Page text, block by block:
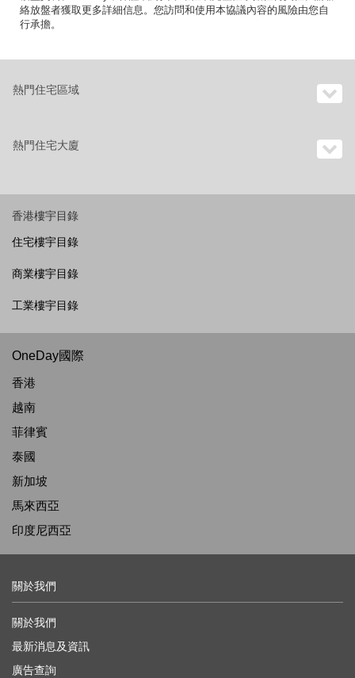
絡放盤者獲取更多詳細信息。您訪問和使用本協議內容的風險由您自
行承擔。
熱門住宅區域
熱門住宅大廈
香港樓宇目錄
住宅樓宇目錄
商業樓宇目錄
工業樓宇目錄
OneDay國際
香港
越南
菲律賓
泰國
新加坡
馬來西亞
印度尼西亞
關於我們
關於我們
最新消息及資訊
廣告查詢